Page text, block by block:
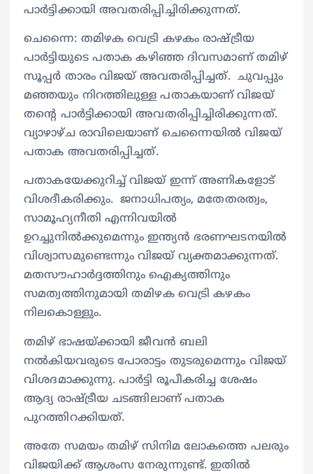
പാർട്ടിക്കായി അവതരിപ്പിച്ചിരിക്കുന്നത്.
ചെന്നൈ: തമിഴക വെട്രി കഴകം രാഷ്ട്രീയ
പാർട്ടിയുടെ പതാക കഴിഞ്ഞ ദിവസമാണ് തമിഴ്
സൂപ്പർ താരം വിജയ് അവതരിപ്പിച്ചത്. ചുവപ്പും
മഞ്ഞയും നിറത്തിലുള്ള പതാകയാണ് വിജയ്
തന്റെ പാർട്ടിക്കായി അവതരിപ്പിച്ചിരിക്കുന്നത്.
വ്യാഴാഴ്ച രാവിലെയാണ് ചെന്നൈയിൽ വിജയ്
പതാക അവതരിപ്പിച്ചത്.
പതാകയേക്കുറിച്ച് വിജയ് ഇന്ന് അണികളോട്
വിശദീകരിക്കും. ജനാധിപത്യം, മതേതരത്വം,
സാമൂഹ്യനീതി എന്നിവയിൽ
ഉറച്ചുനിൽക്കുമെന്നും ഇന്ത്യൻ ഭരണഘടനയിൽ
വിശ്വാസമുണ്ടെന്നും വിജയ് വ്യക്തമാക്കുന്നത്.
മതസൗഹാർദ്ദത്തിനും ഐക്യത്തിനും
സമത്വത്തിനുമായി തമിഴക വെട്രി കഴകം
നിലകൊള്ളും.
തമിഴ് ഭാഷയ്ക്കായി ജീവൻ ബലി
നൽകിയവരുടെ പോരാട്ടം തുടരുമെന്നും വിജയ്
വിശദമാക്കുന്നു. പാർട്ടി രൂപീകരിച്ച ശേഷം
ആദ്യ രാഷ്ട്രീയ ചടങ്ങിലാണ് പതാക
പുറത്തിറക്കിയത്.
അതേ സമയം തമിഴ് സിനിമ ലോകത്തെ പലരും
വിജയിക്ക് ആശംസ നേരുന്നുണ്ട്. ഇതില്‍